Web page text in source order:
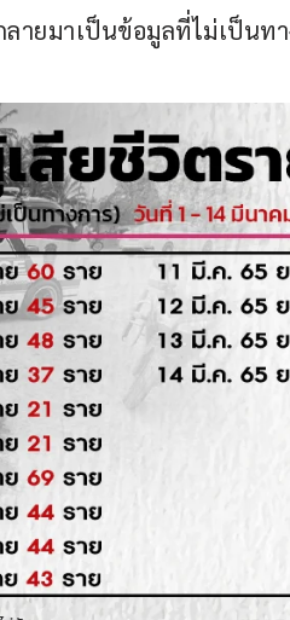
ายมาเป็นข้อมูลที่ไม่เป็นทา